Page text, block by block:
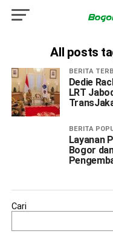
All posts
BERITA
Dedie
LRT
BERITA
Layanan
Bogor
Cari